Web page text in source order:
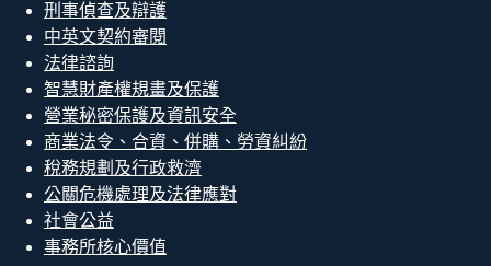
刑事偵查及辯護
中英文契約審閱
法律諮詢
智慧財產權規畫及保護
營業秘密保護及資訊安全
商業法令、合資、併購、勞資糾紛
稅務規劃及行政救濟
公關危機處理及法律應對
社會公益
事務所核心價值